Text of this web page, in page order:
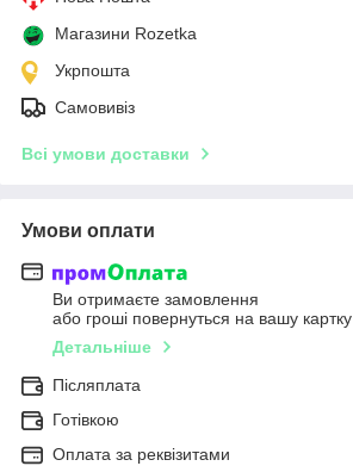
Магазини Rozetka
Укрпошта
Самовивіз
Всі умови доставки
Умови оплати
Ви отримаєте замовлення
або гроші повернуться на вашу картку
Детальніше
Післяплата
Готівкою
Оплата за реквізитами